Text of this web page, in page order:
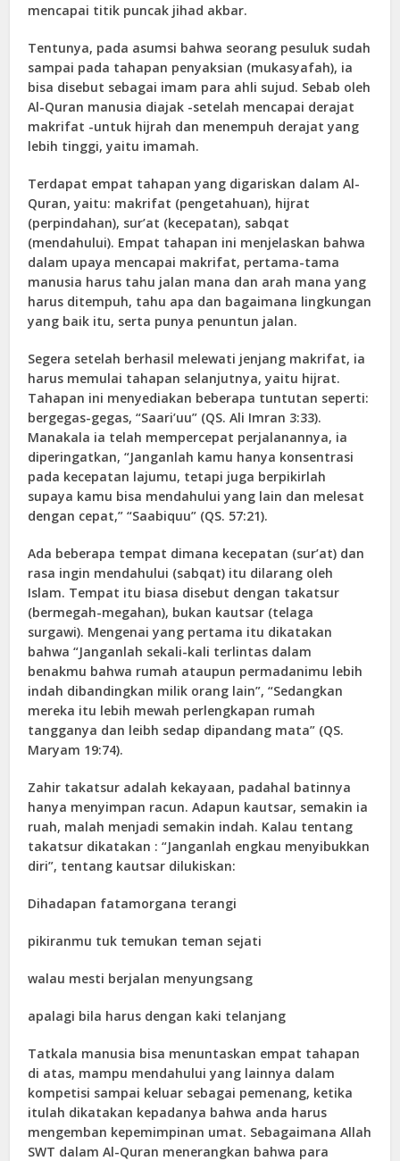
mencapai titik puncak jihad akbar.
Tentunya, pada asumsi bahwa seorang pesuluk sudah
sampai pada tahapan penyaksian (mukasyafah), ia
bisa disebut sebagai imam para ahli sujud. Sebab oleh
Al-Quran manusia diajak -setelah mencapai derajat
makrifat -untuk hijrah dan menempuh derajat yang
lebih tinggi, yaitu imamah.
Terdapat empat tahapan yang digariskan dalam Al-
Quran, yaitu: makrifat (pengetahuan), hijrat
(perpindahan), sur’at (kecepatan), sabqat
(mendahului). Empat tahapan ini menjelaskan bahwa
dalam upaya mencapai makrifat, pertama-tama
manusia harus tahu jalan mana dan arah mana yang
harus ditempuh, tahu apa dan bagaimana lingkungan
yang baik itu, serta punya penuntun jalan.
Segera setelah berhasil melewati jenjang makrifat, ia
harus memulai tahapan selanjutnya, yaitu hijrat.
Tahapan ini menyediakan beberapa tuntutan seperti:
bergegas-gegas, “Saari’uu” (QS. Ali Imran 3:33).
Manakala ia telah mempercepat perjalanannya, ia
diperingatkan, “Janganlah kamu hanya konsentrasi
pada kecepatan lajumu, tetapi juga berpikirlah
supaya kamu bisa mendahului yang lain dan melesat
dengan cepat,” “Saabiquu” (QS. 57:21).
Ada beberapa tempat dimana kecepatan (sur’at) dan
rasa ingin mendahului (sabqat) itu dilarang oleh
Islam. Tempat itu biasa disebut dengan takatsur
(bermegah-megahan), bukan kautsar (telaga
surgawi). Mengenai yang pertama itu dikatakan
bahwa “Janganlah sekali-kali terlintas dalam
benakmu bahwa rumah ataupun permadanimu lebih
indah dibandingkan milik orang lain”, “Sedangkan
mereka itu lebih mewah perlengkapan rumah
tangganya dan leibh sedap dipandang mata” (QS.
Maryam 19:74).
Zahir takatsur adalah kekayaan, padahal batinnya
hanya menyimpan racun. Adapun kautsar, semakin ia
ruah, malah menjadi semakin indah. Kalau tentang
takatsur dikatakan : “Janganlah engkau menyibukkan
diri”, tentang kautsar dilukiskan:
Dihadapan fatamorgana terangi
pikiranmu tuk temukan teman sejati
walau mesti berjalan menyungsang
apalagi bila harus dengan kaki telanjang
Tatkala manusia bisa menuntaskan empat tahapan
di atas, mampu mendahului yang lainnya dalam
kompetisi sampai keluar sebagai pemenang, ketika
itulah dikatakan kepadanya bahwa anda harus
mengemban kepemimpinan umat. Sebagaimana Allah
SWT dalam Al-Quran menerangkan bahwa para